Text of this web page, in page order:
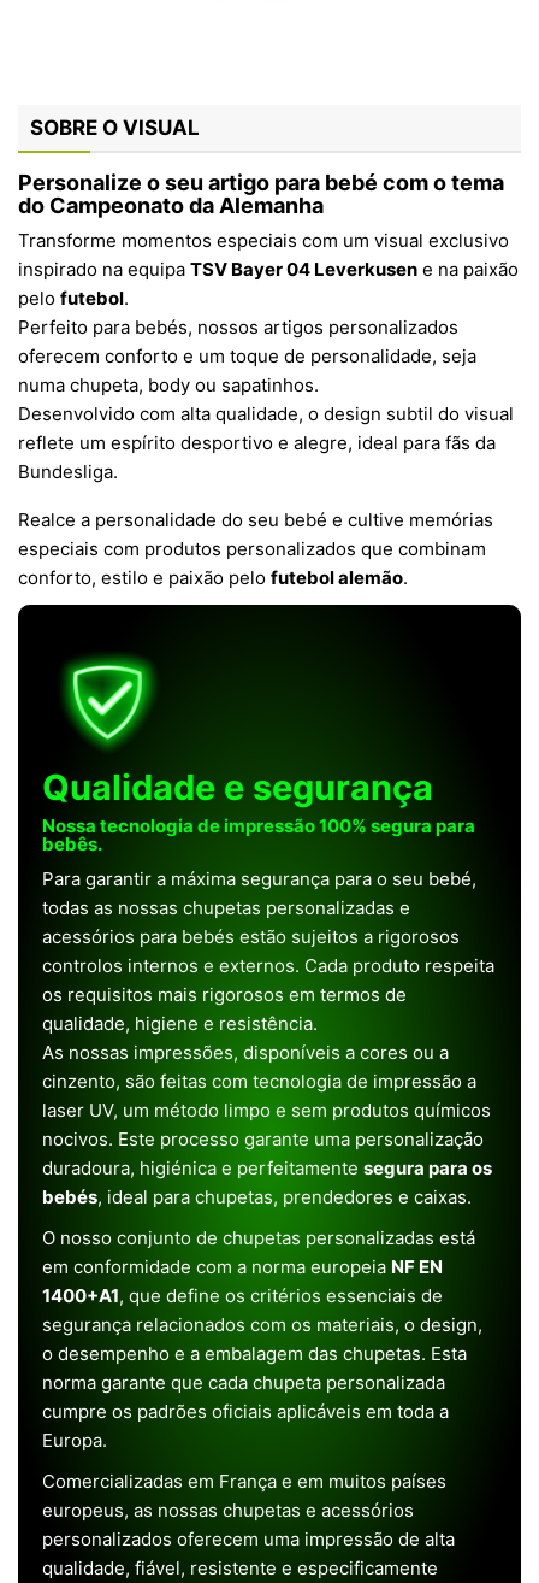
SOBRE O VISUAL
Personalize o seu artigo para bebé com o tema
do Campeonato da Alemanha
Transforme momentos especiais com um visual exclusivo
inspirado na equipa TSV Bayer 04 Leverkusen e na paixão
pelo futebol.
Perfeito para bebés, nossos artigos personalizados
oferecem conforto e um toque de personalidade, seja
numa chupeta, body ou sapatinhos.
Desenvolvido com alta qualidade, o design subtil do visual
reflete um espírito desportivo e alegre, ideal para fãs da
Bundesliga.
Realce a personalidade do seu bebé e cultive memórias
especiais com produtos personalizados que combinam
conforto, estilo e paixão pelo futebol alemão.
Qualidade e segurança
Nossa tecnologia de impressão 100% segura para
bebês.
Para garantir a máxima segurança para o seu bebé,
todas as nossas chupetas personalizadas e
acessórios para bebés estão sujeitos a rigorosos
controlos internos e externos. Cada produto respeita
os requisitos mais rigorosos em termos de
qualidade, higiene e resistência.
As nossas impressões, disponíveis a cores ou a
cinzento, são feitas com tecnologia de impressão a
laser UV, um método limpo e sem produtos químicos
nocivos. Este processo garante uma personalização
duradoura, higiénica e perfeitamente segura para os
bebés, ideal para chupetas, prendedores e caixas.
O nosso conjunto de chupetas personalizadas está
em conformidade com a norma europeia NF EN
1400+A1, que define os critérios essenciais de
segurança relacionados com os materiais, o design,
o desempenho e a embalagem das chupetas. Esta
norma garante que cada chupeta personalizada
cumpre os padrões oficiais aplicáveis em toda a
Europa.
Comercializadas em França e em muitos países
europeus, as nossas chupetas e acessórios
personalizados oferecem uma impressão de alta
qualidade, fiável, resistente e especificamente